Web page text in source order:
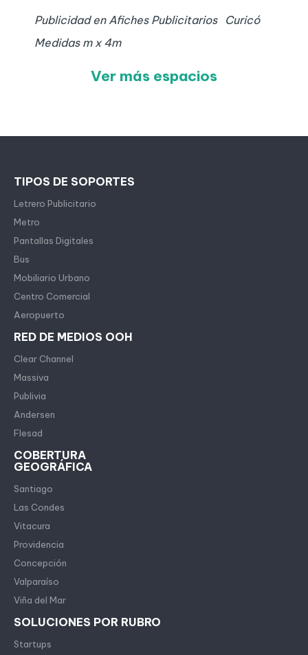
Publicidad en Afiches Publicitarios
Curicó
Medidas m x 4m
Ver más espacios
TIPOS DE SOPORTES
Letrero Publicitario
Metro
Pantallas Digitales
Bus
Mobiliario Urbano
Centro Comercial
Aeropuerto
RED DE MEDIOS OOH
Clear Channel
Massiva
Publivia
Andersen
Flesad
COBERTURA
GEOGRÁFICA
Santiago
Las Condes
Vitacura
Providencia
Concepción
Valparaíso
Viña del Mar
SOLUCIONES POR RUBRO
Startups